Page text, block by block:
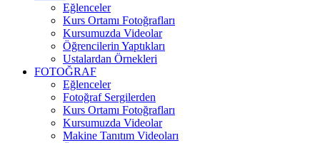
Eğlenceler
Kurs Ortamı Fotoğrafları
Kursumuzda Videolar
Öğrencilerin Yaptıkları
Ustalardan Örnekleri
FOTOĞRAF
Eğlenceler
Fotoğraf Sergilerden
Kurs Ortamı Fotoğrafları
Kursumuzda Videolar
Makine Tanıtım Videoları